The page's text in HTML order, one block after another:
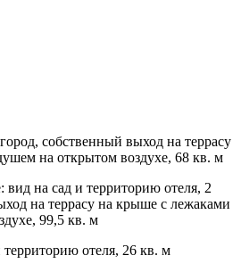
собственный выход на террасу
на открытом воздухе, 68 кв. м
: вид на сад и территорию отеля, 2
на террасу на крыше с лежаками
99,5 кв. м
отеля, 26 кв. м